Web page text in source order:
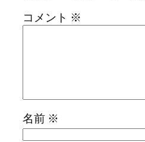
コメント ※
名前 ※